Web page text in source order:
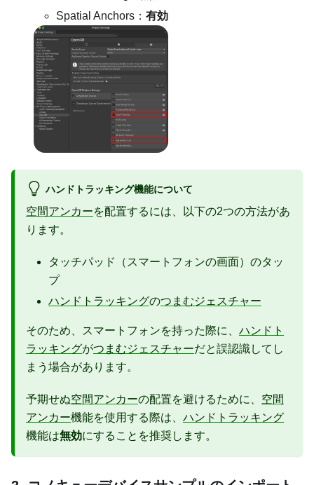
Spatial Anchors： 有効
ハンドトラッキング機能について
空間アンカーを配置するには、以下の2つの方法があ
ります。
タッチパッド（スマートフォンの画面）のタッ
プ
ハンドトラッキングのつまむジェスチャー
そのため、スマートフォンを持った際に、 ハンドト
ラッキングがつまむジェスチャーだと誤認識してし
まう場合があります。
予期せぬ空間アンカーの配置を避けるために、 空間
アンカー機能を使用する際は、 ハンドトラッキング
機能は無効にすることを推奨します。